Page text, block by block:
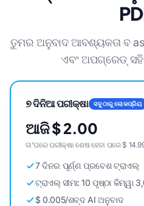
ତୁମର ଅନୁବାଦ ଆବଶ୍ୟକତା ବ
ଏବଂ ଅପଗ୍ରେଡ୍
୭ ଦିନିଆ ପରୀକ୍ଷା ସବୁଠାରୁ ଲୋକପ୍ରିୟ
ଆଜି $ 2.00
ତା'ପରେ ପରୀକ୍ଷା ଶେଷ ହେବା ପରେ $
7 ଦିନର ପୂର୍ଣ୍ଣ ପ୍ରବେଶ ଟ୍ରାଏଲ୍
ଟ୍ରାଏଲ୍ ସୀମା: 10 ପୃଷ୍ଠା କିମ୍ୱା
$ 0.005/ଶବ୍ଦ AI ଅନୁବାଦ